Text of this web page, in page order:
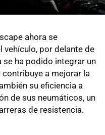
ahora se
vehículo, por delante de
se ha podido integrar un
contribuye a mejorar la
su eficiencia a
de sus neumáticos, un
de resistencia.